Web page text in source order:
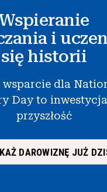
i
się historii
wsparcie dla
Day to
przyszłość
DAROWIZNĘ JUŻ